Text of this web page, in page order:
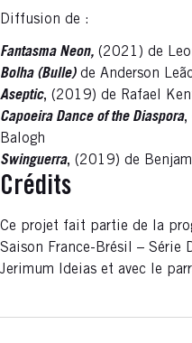
Diffusion de :
Fantasma Neon, (2021) de
Bolha (Bulle)de Anderson
Aseptic, (2019) de Rafael
Capoeira Dance of the Diaspora,
Balogh
Swinguerra, (2019) de
Crédits
Ce projet fait partie de la
Saison France-Brésil – Série
Jerimum Ideias et avec le